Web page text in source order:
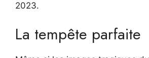
2023.
La tempête parfaite